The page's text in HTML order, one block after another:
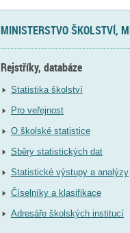
MINISTERSTVO ŠKOLSTVÍ,
Rejstříky, databáze
Statistika školství
Pro veřejnost
O školské statistice
Sběry statistických dat
Statistické výstupy a analýzy
Číselníky a klasifikace
Adresáře školských institucí